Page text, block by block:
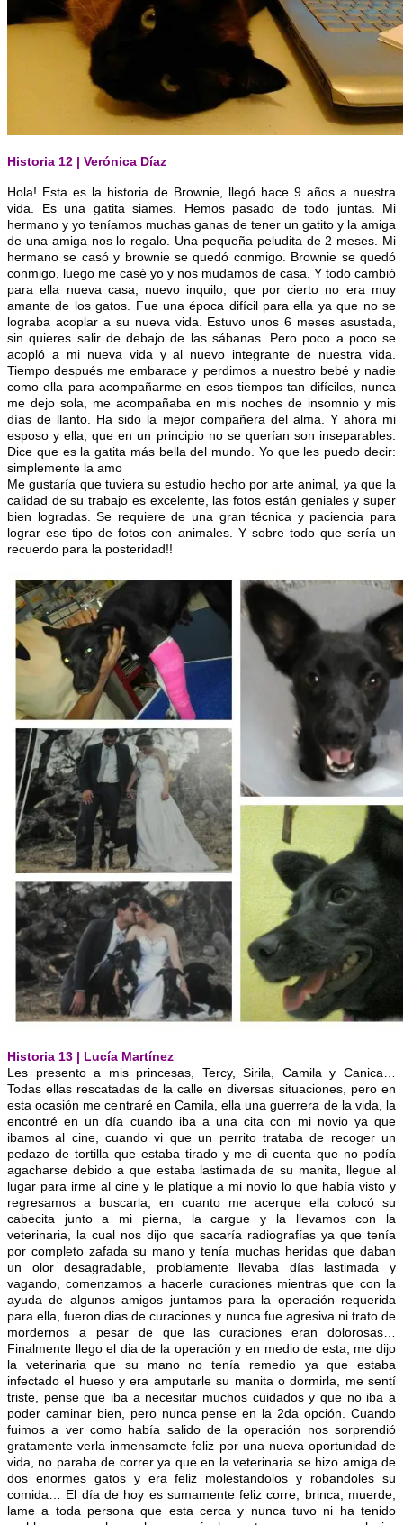
Historia 12 | Verónica Díaz
Hola! Esta es la historia de Brownie, llegó hace 9 años a nuestra
vida. Es una gatita siames. Hemos pasado de todo juntas. Mi
hermano y yo teníamos muchas ganas de tener un gatito y la amiga
de una amiga nos lo regalo. Una pequeña peludita de 2 meses. Mi
hermano se casó y brownie se quedó conmigo. Brownie se quedó
conmigo, luego me casé yo y nos mudamos de casa. Y todo cambió
para ella nueva casa, nuevo inquilo, que por cierto no era muy
amante de los gatos. Fue una época difícil para ella ya que no se
lograba acoplar a su nueva vida. Estuvo unos 6 meses asustada,
sin quieres salir de debajo de las sábanas. Pero poco a poco se
acopló a mi nueva vida y al nuevo integrante de nuestra vida.
Tiempo después me embarace y perdimos a nuestro bebé y nadie
como ella para acompañarme en esos tiempos tan difíciles, nunca
me dejo sola, me acompañaba en mis noches de insomnio y mis
días de llanto. Ha sido la mejor compañera del alma. Y ahora mi
esposo y ella, que en un principio no se querían son inseparables.
Dice que es la gatita más bella del mundo. Yo que les puedo decir:
simplemente la amo
Me gustaría que tuviera su estudio hecho por arte animal, ya que la
calidad de su trabajo es excelente, las fotos están geniales y super
bien logradas. Se requiere de una gran técnica y paciencia para
lograr ese tipo de fotos con animales. Y sobre todo que sería un
recuerdo para la posteridad!!
Historia 13 | Lucía Martínez
Les presento a mis princesas, Tercy, Sirila, Camila y Canica…
Todas ellas rescatadas de la calle en diversas situaciones, pero en
esta ocasión me centraré en Camila, ella una guerrera de la vida, la
encontré en un día cuando iba a una cita con mi novio ya que
ibamos al cine, cuando vi que un perrito trataba de recoger un
pedazo de tortilla que estaba tirado y me di cuenta que no podía
agacharse debido a que estaba lastimada de su manita, llegue al
lugar para irme al cine y le platique a mi novio lo que había visto y
regresamos a buscarla, en cuanto me acerque ella colocó su
cabecita junto a mi pierna, la cargue y la llevamos con la
veterinaria, la cual nos dijo que sacaría radiografías ya que tenía
por completo zafada su mano y tenía muchas heridas que daban
un olor desagradable, problamente llevaba días lastimada y
vagando, comenzamos a hacerle curaciones mientras que con la
ayuda de algunos amigos juntamos para la operación requerida
para ella, fueron dias de curaciones y nunca fue agresiva ni trato de
mordernos a pesar de que las curaciones eran dolorosas…
Finalmente llego el dia de la operación y en medio de esta, me dijo
la veterinaria que su mano no tenía remedio ya que estaba
infectado el hueso y era amputarle su manita o dormirla, me sentí
triste, pense que iba a necesitar muchos cuidados y que no iba a
poder caminar bien, pero nunca pense en la 2da opción. Cuando
fuimos a ver como había salido de la operación nos sorprendió
gratamente verla inmensamete feliz por una nueva oportunidad de
vida, no paraba de correr ya que en la veterinaria se hizo amiga de
dos enormes gatos y era feliz molestandolos y robandoles su
comida… El día de hoy es sumamente feliz corre, brinca, muerde,
lame a toda persona que esta cerca y nunca tuvo ni ha tenido